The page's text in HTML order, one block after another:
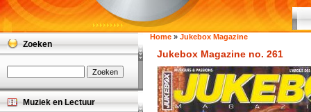
Home » Jukebox Magazine
Jukebox Magazine no. 261
Zoeken
Muziek en Lectuur